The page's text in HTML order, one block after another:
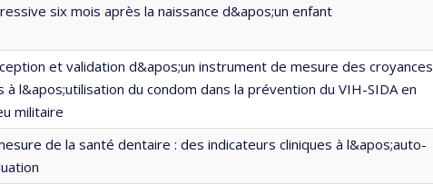
six mois après la naissance d&apos;un enfant
et validation d&apos;un instrument de mesure des croyances
à l&apos;utilisation du condom dans la prévention du VIH-SIDA en
militaire
de la santé dentaire : des indicateurs cliniques à l&apos;auto-